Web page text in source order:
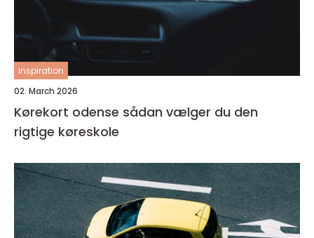
inspiration
02. March 2026
Kørekort odense sådan vælger du den
rigtige køreskole